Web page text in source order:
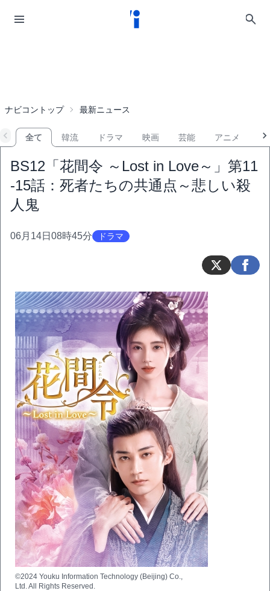
ナビコントップ 最新ニュース
全て 韓流 ドラマ 映画 芸能 アニメ
BS12「花間令 ～Lost in Love～」第11
-15話：死者たちの共通点～悲しい殺
人鬼
06月14日08時45分 ドラマ
©2024 Youku Information Technology (Beijing) Co.,
Ltd. All Rights Reserved.